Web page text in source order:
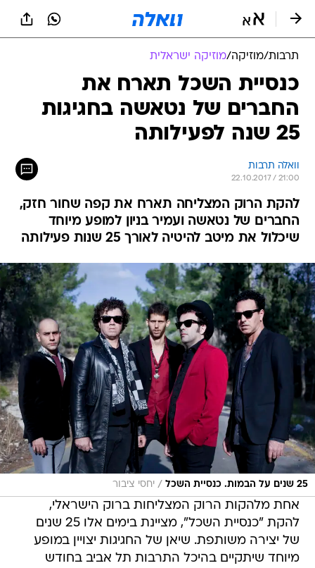
תרבות/מוזיקה/מוזיקה ישראלית
כנסיית השכל תארח את
החברים של נטאשה בחגיגות
25 שנה לפעילותה
וואלה תרבות
22.10.2017 / 21:00
להקת הרוק המצליחה תארח את קפה שחור חזק,
החברים של נטאשה ועמיר בניון למופע מיוחד
שיכלול את מיטב להיטיה לאורך 25 שנות פעילותה
25 שנים על הבמות. כנסיית השכל / יחסי ציבור
אחת מלהקות הרוק המצליחות ברוק הישראלי,
להקת "כנסיית השכל", מציינת בימים אלו 25 שנים
של יצירה משותפת. שיאן של החגיגות יצויין במופע
מיוחד שיתקיים בהיכל התרבות תל אביב בחודש